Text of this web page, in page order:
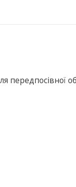
передпосівної